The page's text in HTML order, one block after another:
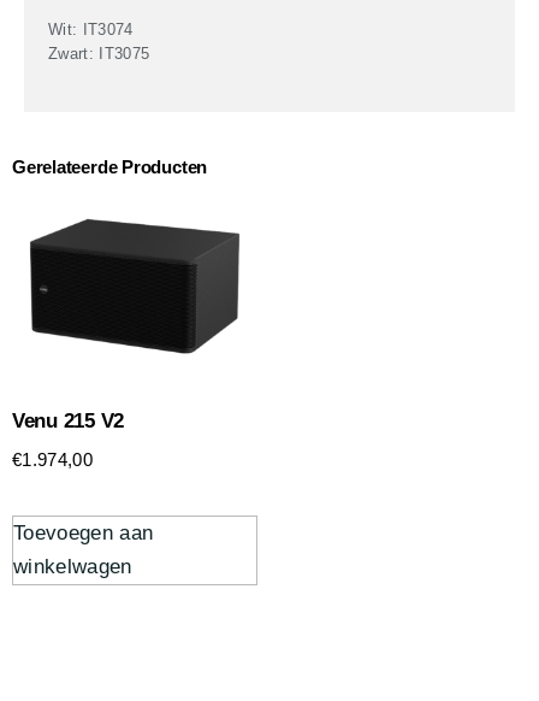
Wit: IT3074
Zwart: IT3075
Gerelateerde Producten
Venu 215 V2
€1.974,00
Toevoegen aan
winkelwagen